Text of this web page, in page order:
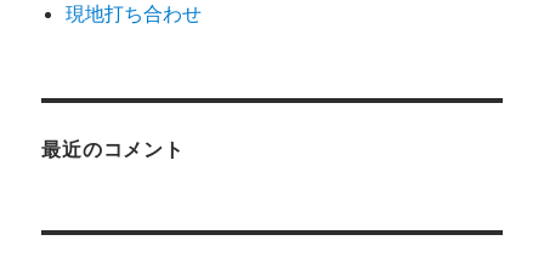
現地打ち合わせ
最近のコメント